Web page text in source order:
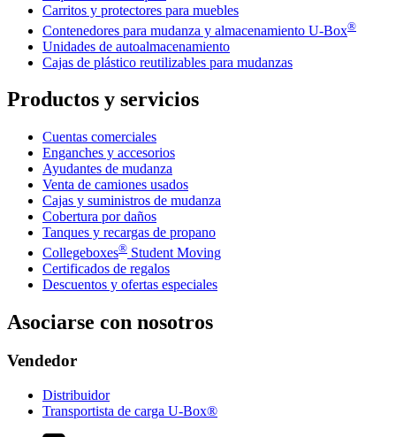
Carritos y protectores para muebles
Contenedores para mudanza y almacenamiento U-Box®
Unidades de autoalmacenamiento
Cajas de plástico reutilizables para mudanzas
Productos y servicios
Cuentas comerciales
Enganches y accesorios
Ayudantes de mudanza
Venta de camiones usados
Cajas y suministros de mudanza
Cobertura por daños
Tanques y recargas de propano
Collegeboxes® Student Moving
Certificados de regalos
Descuentos y ofertas especiales
Asociarse con nosotros
Vendedor
Distribuidor
Transportista de carga U-Box®